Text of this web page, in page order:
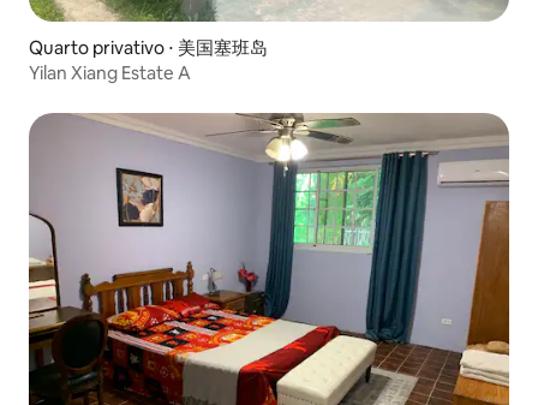
Quarto privativo ⋅ 美国塞班岛
Yilan Xiang Estate A